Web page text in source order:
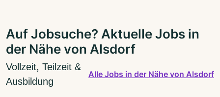
Auf Jobsuche? Aktuelle Jobs in
der Nähe von Alsdorf
Vollzeit, Teilzeit &
Ausbildung
Alle Jobs in der Nähe von Alsdorf